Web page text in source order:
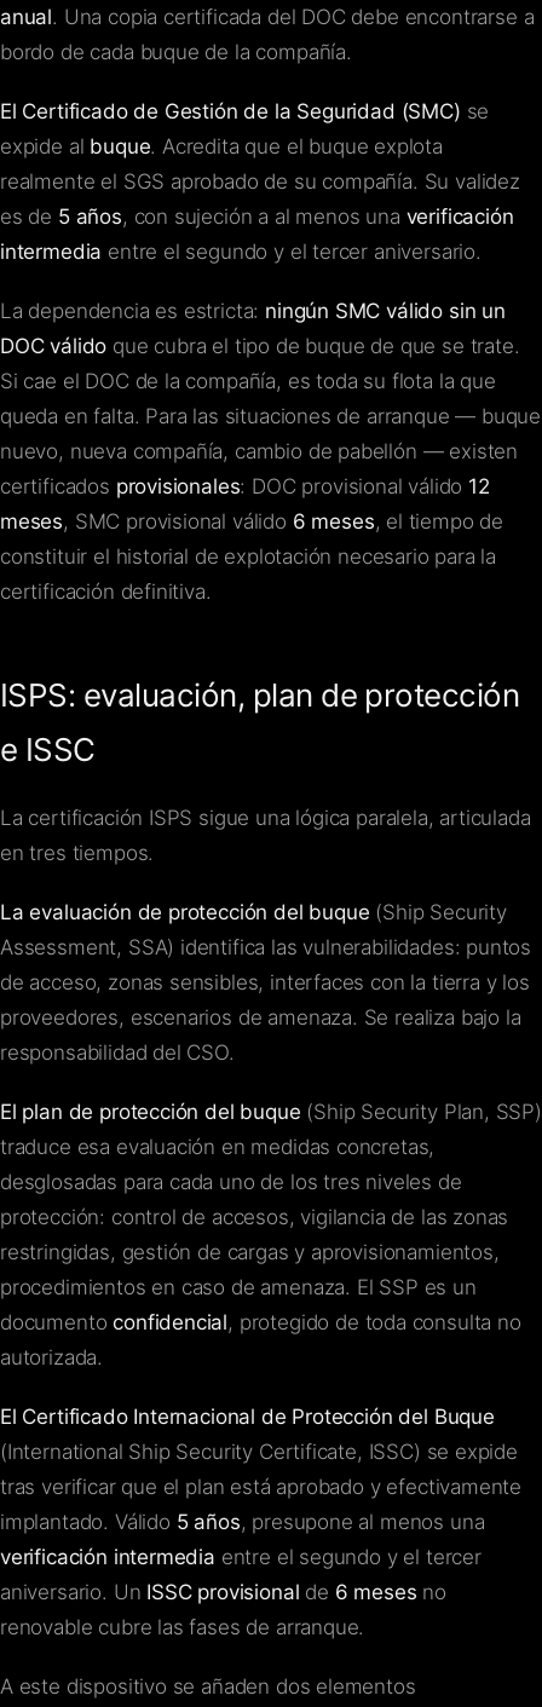
anual. Una copia certificada del DOC debe encontrarse a
bordo de cada buque de la compañía.
El Certificado de Gestión de la Seguridad (SMC) se
expide al buque. Acredita que el buque explota
realmente el SGS aprobado de su compañía. Su validez
es de 5 años, con sujeción a al menos una verificación
intermedia entre el segundo y el tercer aniversario.
La dependencia es estricta: ningún SMC válido sin un
DOC válido que cubra el tipo de buque de que se trate.
Si cae el DOC de la compañía, es toda su flota la que
queda en falta. Para las situaciones de arranque — buque
nuevo, nueva compañía, cambio de pabellón — existen
certificados provisionales: DOC provisional válido 12
meses, SMC provisional válido 6 meses, el tiempo de
constituir el historial de explotación necesario para la
certificación definitiva.
ISPS: evaluación, plan de protección
e ISSC
La certificación ISPS sigue una lógica paralela, articulada
en tres tiempos.
La evaluación de protección del buque (Ship Security
Assessment, SSA) identifica las vulnerabilidades: puntos
de acceso, zonas sensibles, interfaces con la tierra y los
proveedores, escenarios de amenaza. Se realiza bajo la
responsabilidad del CSO.
El plan de protección del buque (Ship Security Plan, SSP)
traduce esa evaluación en medidas concretas,
desglosadas para cada uno de los tres niveles de
protección: control de accesos, vigilancia de las zonas
restringidas, gestión de cargas y aprovisionamientos,
procedimientos en caso de amenaza. El SSP es un
documentoconfidencial, protegido de toda consulta no
autorizada.
El Certificado Internacional de Protección del Buque
(International Ship Security Certificate, ISSC) se expide
tras verificar que el plan está aprobado y efectivamente
implantado. Válido 5 años, presupone al menos una
verificación intermedia entre el segundo y el tercer
aniversario. Un ISSC provisional de 6 meses no
renovable cubre las fases de arranque.
A este dispositivo se añaden dos elementos